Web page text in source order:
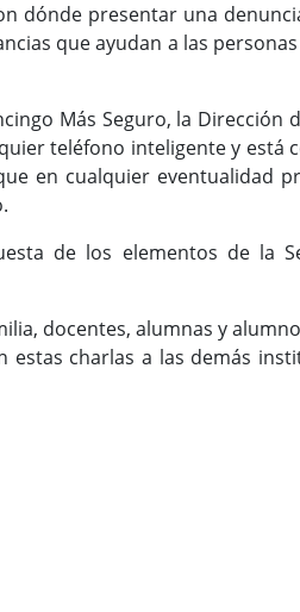
dónde presentar una
que ayudan a las
Más Seguro, la Dirección
teléfono inteligente y está
en cualquier eventualidad
de los elementos de la
docentes, alumnas y
charlas a las demás